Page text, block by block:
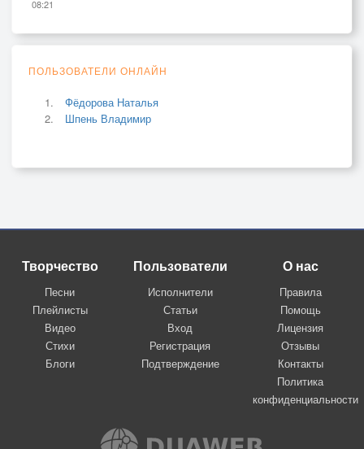
08:21
ПОЛЬЗОВАТЕЛИ ОНЛАЙН
Фёдорова Наталья
Шпень Владимир
Творчество
Песни
Плейлисты
Видео
Стихи
Блоги
Пользователи
Исполнители
Статьи
Вход
Регистрация
Подтверждение
О нас
Правила
Помощь
Лицензия
Отзывы
Контакты
Политика
конфиденциальности